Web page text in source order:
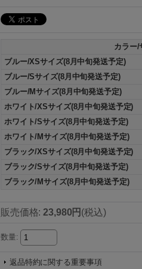
カラー/
ブルー/XSサイズ(8月中旬発送予定)
ブルー/Sサイズ(8月中旬発送予定)
ブルー/Mサイズ(8月中旬発送予定)
ホワイト/XSサイズ(8月中旬発送予定)
ホワイト/Sサイズ(8月中旬発送予定)
ホワイト/Mサイズ(8月中旬発送予定)
ブラック/XSサイズ(8月中旬発送予定)
ブラック/Sサイズ(8月中旬発送予定)
ブラック/Mサイズ(8月中旬発送予定)
販売価格: 23,980円 (税込)
数量:
返品特約に関する重要事項